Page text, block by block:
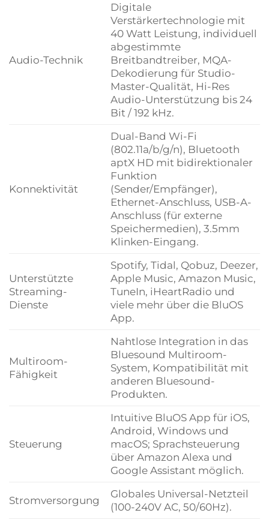
Audio-Technik
Digitale
Verstärkertechnologie mit
40 Watt Leistung, individuell
abgestimmte
Breitbandtreiber, MQA-
Dekodierung für Studio-
Master-Qualität, Hi-Res
Audio-Unterstützung bis 24
Bit / 192 kHz.
Konnektivität
Dual-Band Wi-Fi
(802.11a/b/g/n), Bluetooth
aptX HD mit bidirektionaler
Funktion
(Sender/Empfänger),
Ethernet-Anschluss, USB-A-
Anschluss (für externe
Speichermedien), 3.5mm
Klinken-Eingang.
Unterstützte
Streaming-
Dienste
Spotify, Tidal, Qobuz, Deezer,
Apple Music, Amazon Music,
TuneIn, iHeartRadio und
viele mehr über die BluOS
App.
Multiroom-
Fähigkeit
Nahtlose Integration in das
Bluesound Multiroom-
System, Kompatibilität mit
anderen Bluesound-
Produkten.
Steuerung
Intuitive BluOS App für iOS,
Android, Windows und
macOS; Sprachsteuerung
über Amazon Alexa und
Google Assistant möglich.
Stromversorgung
Globales Universal-Netzteil
(100-240V AC, 50/60Hz).